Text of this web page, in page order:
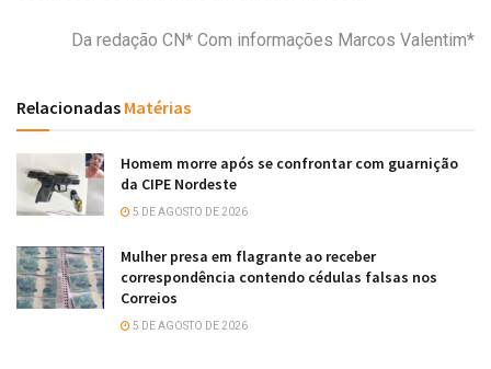
Da redação CN* Com informações Marcos Valentim*
Relacionadas Matérias
Homem morre após se confrontar com guarnição
da CIPE Nordeste
5 DE AGOSTO DE 2026
Mulher presa em flagrante ao receber
correspondência contendo cédulas falsas nos
Correios
5 DE AGOSTO DE 2026